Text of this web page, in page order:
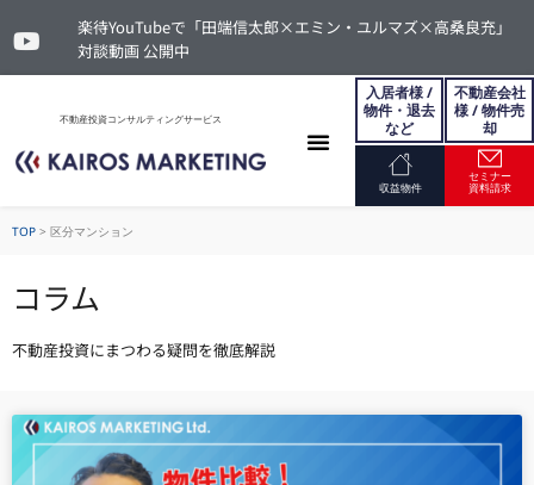
楽待YouTubeで「田端信太郎×エミン・ユルマズ×高桑良充」
対談動画 公開中
不動産投資コンサルティングサービス
入居者様 /
物件・退去
など
不動産会社
様 / 物件売
却
収益物件
セミナー
資料請求
TOP > 区分マンション
コラム
不動産投資にまつわる疑問を徹底解説